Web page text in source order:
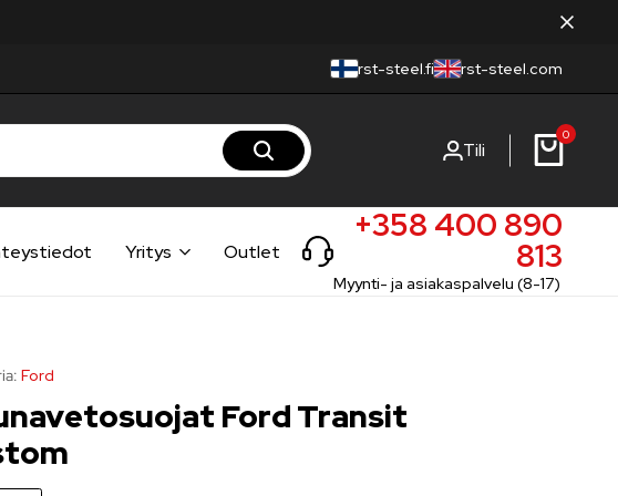
rst-steel.fi rst-steel.com
Tili
0
Yritys Outlet
+358 400 890
813
Myynti- ja asiakaspalvelu (8-17)
Ford
Ford Transit